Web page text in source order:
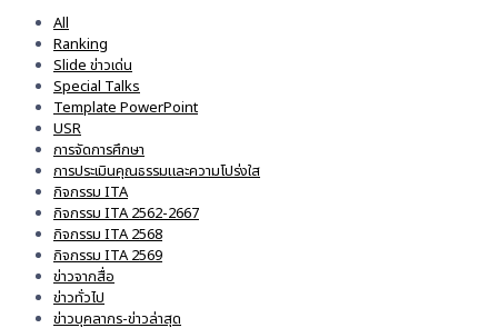
All
Ranking
Slide ข่าวเด่น
Special Talks
Template PowerPoint
USR
การจัดการศึกษา
การประเมินคุณธรรมและความโปร่งใส
กิจกรรม ITA
กิจกรรม ITA 2562-2667
กิจกรรม ITA 2568
กิจกรรม ITA 2569
ข่าวจากสื่อ
ข่าวทั่วไป
ข่าวบุคลากร-ข่าวล่าสุด